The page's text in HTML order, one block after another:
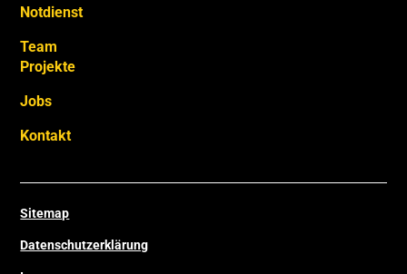
Notdienst
Team
Projekte
Jobs
Kontakt
Sitemap
Datenschutzerklärung